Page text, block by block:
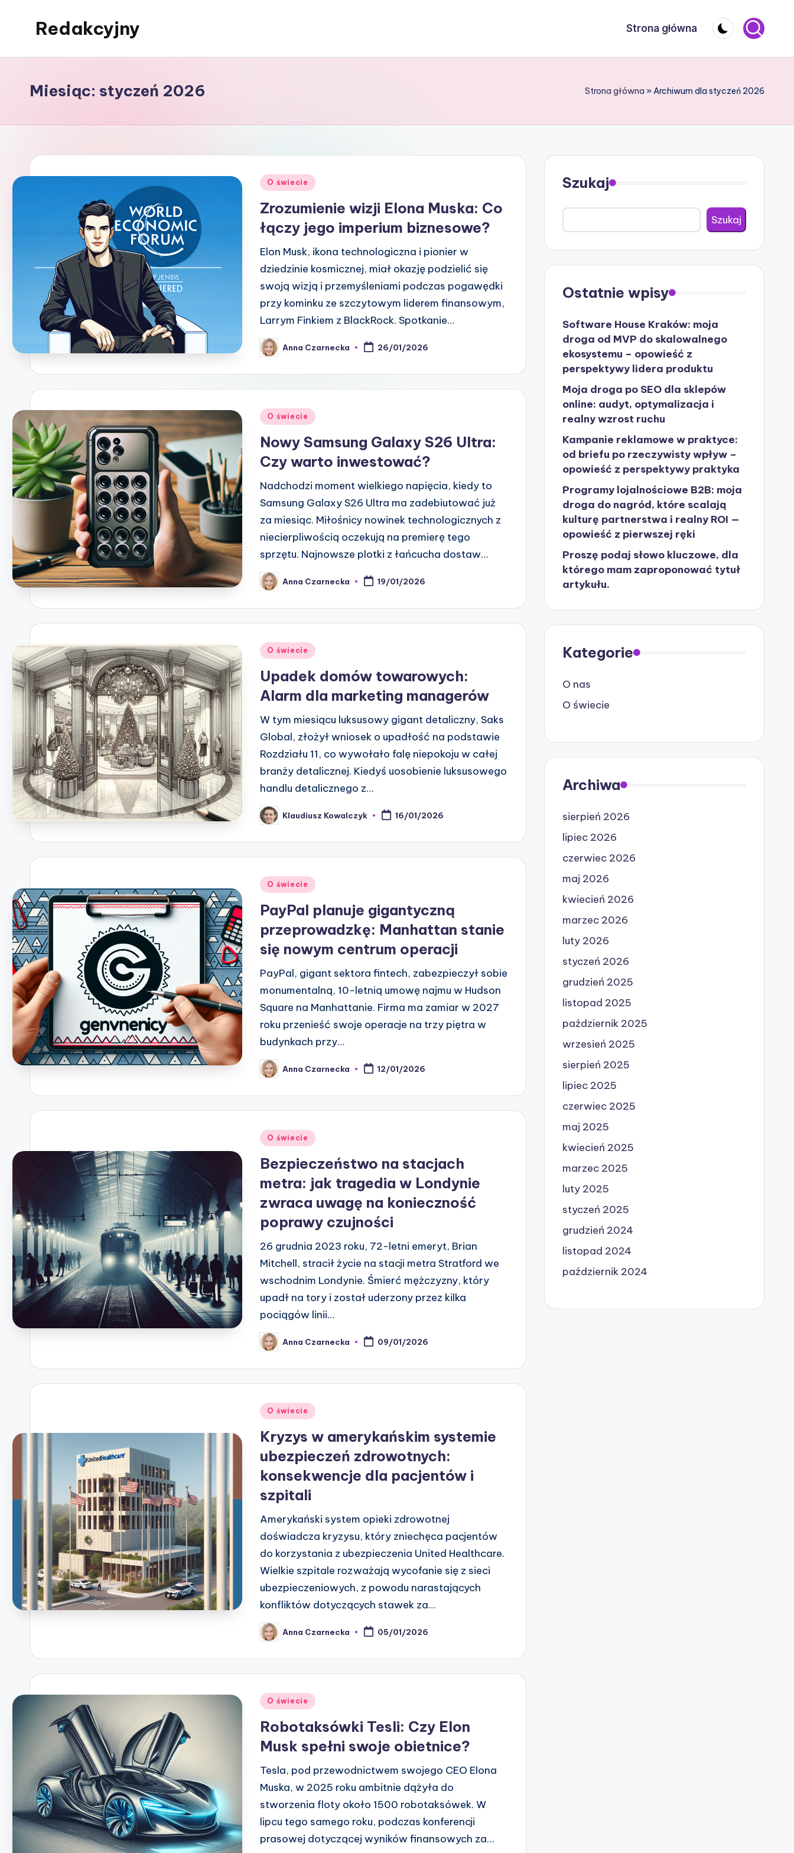
Redakcyjny Strona główna
Miesiąc: styczeń 2026 Strona główna »Archiwum dla styczeń 2026
Posted
O świecie
Zrozumienie wizji Elona Muska: Co
łączy jego imperium biznesowe?
Elon Musk, ikona technologiczna i pionier w
dziedzinie kosmicznej, miał okazję podzielić się
swoją wizją i przemyśleniami podczas pogawędki
przy kominku ze szczytowym liderem finansowym,
Larrym Finkiem z BlackRock. Spotkanie…
Posted
by
Anna Czarnecka 26/01/2026
Posted
O świecie
Nowy Samsung Galaxy S26 Ultra:
Czy warto inwestować?
Nadchodzi moment wielkiego napięcia, kiedy to
Samsung Galaxy S26 Ultra ma zadebiutować już
za miesiąc. Miłośnicy nowinek technologicznych z
niecierpliwością oczekują na premierę tego
sprzętu. Najnowsze plotki z łańcucha dostaw…
Posted
by
Anna Czarnecka 19/01/2026
Posted
O świecie
Upadek domów towarowych:
Alarm dla marketing managerów
W tym miesiącu luksusowy gigant detaliczny, Saks
Global, złożył wniosek o upadłość na podstawie
Rozdziału 11, co wywołało falę niepokoju w całej
branży detalicznej. Kiedyś uosobienie luksusowego
handlu detalicznego z…
Posted
by
Klaudiusz Kowalczyk 16/01/2026
Posted
O świecie
PayPal planuje gigantyczną
przeprowadzkę: Manhattan stanie
się nowym centrum operacji
PayPal, gigant sektora fintech, zabezpieczył sobie
monumentalną, 10-letnią umowę najmu w Hudson
Square na Manhattanie. Firma ma zamiar w 2027
roku przenieść swoje operacje na trzy piętra w
budynkach przy…
Posted
by
Anna Czarnecka 12/01/2026
Posted
O świecie
Bezpieczeństwo na stacjach
metra: jak tragedia w Londynie
zwraca uwagę na konieczność
poprawy czujności
26 grudnia 2023 roku, 72-letni emeryt, Brian
Mitchell, stracił życie na stacji metra Stratford we
wschodnim Londynie. Śmierć mężczyzny, który
upadł na tory i został uderzony przez kilka
pociągów linii…
Posted
by
Anna Czarnecka 09/01/2026
Posted
O świecie
Kryzys w amerykańskim systemie
ubezpieczeń zdrowotnych:
konsekwencje dla pacjentów i
szpitali
Amerykański system opieki zdrowotnej
doświadcza kryzysu, który zniechęca pacjentów
do korzystania z ubezpieczenia United Healthcare.
Wielkie szpitale rozważają wycofanie się z sieci
ubezpieczeniowych, z powodu narastających
konfliktów dotyczących stawek za…
Posted
by
Anna Czarnecka 05/01/2026
Posted
O świecie
Robotaksówki Tesli: Czy Elon
Musk spełni swoje obietnice?
Tesla, pod przewodnictwem swojego CEO Elona
Muska, w 2025 roku ambitnie dążyła do
stworzenia floty około 1500 robotaksówek. W
lipcu tego samego roku, podczas konferencji
prasowej dotyczącej wyników finansowych za…
Szukaj
Szukaj
Ostatnie wpisy
Software House Kraków: moja
droga od MVP do skalowalnego
ekosystemu – opowieść z
perspektywy lidera produktu
Moja droga po SEO dla sklepów
online: audyt, optymalizacja i
realny wzrost ruchu
Kampanie reklamowe w praktyce:
od briefu po rzeczywisty wpływ –
opowieść z perspektywy praktyka
Programy lojalnościowe B2B: moja
droga do nagród, które scalają
kulturę partnerstwa i realny ROI —
opowieść z pierwszej ręki
Proszę podaj słowo kluczowe, dla
którego mam zaproponować tytuł
artykułu.
Kategorie
O nas
O świecie
Archiwa
sierpień 2026
lipiec 2026
czerwiec 2026
maj 2026
kwiecień 2026
marzec 2026
luty 2026
styczeń 2026
grudzień 2025
listopad 2025
październik 2025
wrzesień 2025
sierpień 2025
lipiec 2025
czerwiec 2025
maj 2025
kwiecień 2025
marzec 2025
luty 2025
styczeń 2025
grudzień 2024
listopad 2024
październik 2024